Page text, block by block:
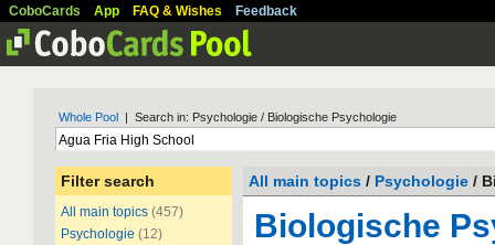
CoboCards App FAQ & Wishes Feedback
Whole Pool | Search in: Psychologie / Biologische Psychologie
Filter search
All main topics (457)
Psychologie (12)
All main topics / Psychologie /
Biologische